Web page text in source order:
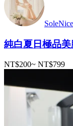
純白夏日極品
NT$200~ NT$799